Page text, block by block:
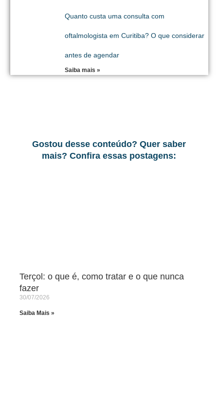
Quanto custa uma consulta com
oftalmologista em Curitiba? O que considerar
antes de agendar
Saiba mais »
Gostou desse conteúdo? Quer saber
mais? Confira essas postagens:
Terçol: o que é, como tratar e o que nunca
fazer
30/07/2026
Saiba Mais »